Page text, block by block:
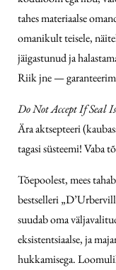
tahes materiaalse
omanikult teisele,
jäigastunud ja
Riik jne —
Do Not Accept If Seal
Ära aktsepteeri
tagasi süsteemi! Vaba
Tõepoolest, mees
bestselleri
suudab oma
eksistentsiaalse, ja
hukkamisega.